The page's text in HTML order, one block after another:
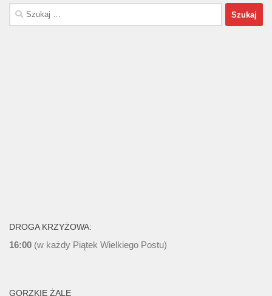
Szukaj:
DROGA KRZYŻOWA:
16:00 (w każdy Piątek Wielkiego Postu)
GORZKIE ŻALE